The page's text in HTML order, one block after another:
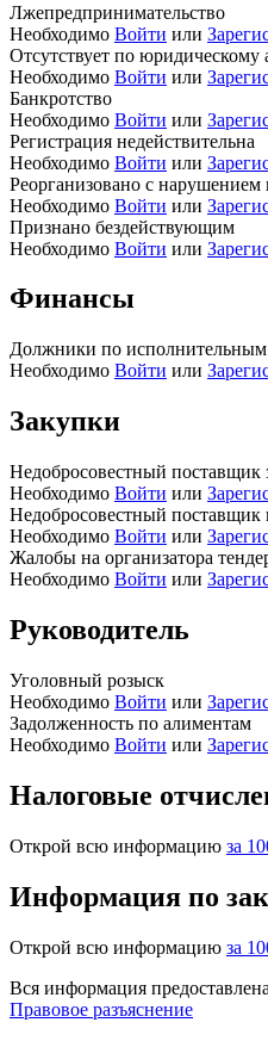
Лжепредпринимательство
Необходимо Войти или
Отсутствует по юридическому
Необходимо Войти или
Банкротство
Необходимо Войти или
Регистрация недействительна
Необходимо Войти или
Реорганизовано с нарушением
Необходимо Войти или
Признано бездействующим
Необходимо Войти или
Финансы
Должники по исполнительным
Необходимо Войти или
Закупки
Недобросовестный поставщик
Необходимо Войти или
Недобросовестный поставщик
Необходимо Войти или
Жалобы на организатора
Необходимо Войти или
Руководитель
Уголовный розыск
Необходимо Войти или
Задолженность по алиментам
Необходимо Войти или
Налоговые
Открой всю информацию за
Информация по
Открой всю информацию за
Вся информация
Правовое разъяснение